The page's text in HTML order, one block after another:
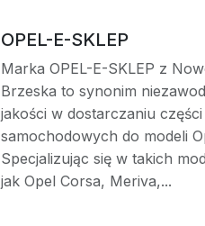
OPEL-E-SKLEP
Marka OPEL-E-SKLEP z
Brzeska to synonim
jakości w dostarczaniu części
samochodowych do modeli
Specjalizując się w takich
jak Opel Corsa, Meriva,...